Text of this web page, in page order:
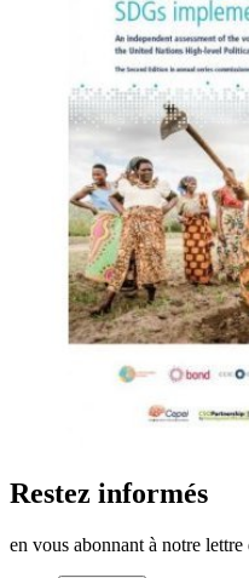
Restez informés
en vous abonnant à notre